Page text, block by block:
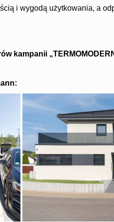
i wygodą użytkowania, a
kampanii